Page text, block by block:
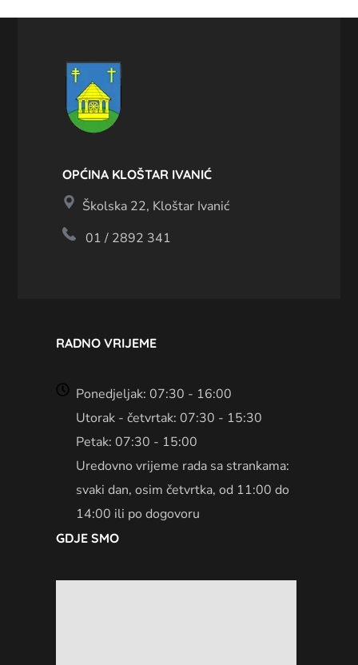
OPĆINA KLOŠTAR IVANIĆ
Školska 22, Kloštar Ivanić
01 / 2892 341
RADNO VRIJEME
Ponedjeljak: 07:30 - 16:00
Utorak - četvrtak: 07:30 - 15:30
Petak: 07:30 - 15:00
Uredovno vrijeme rada sa strankama:
svaki dan, osim četvrtka, od 11:00 do
14:00 ili po dogovoru
GDJE SMO